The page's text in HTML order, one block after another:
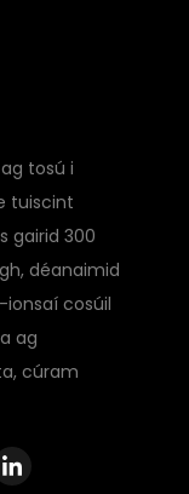
tosú i
tuiscint
gairid 300
déanaimid
cosúil
ag
cúram